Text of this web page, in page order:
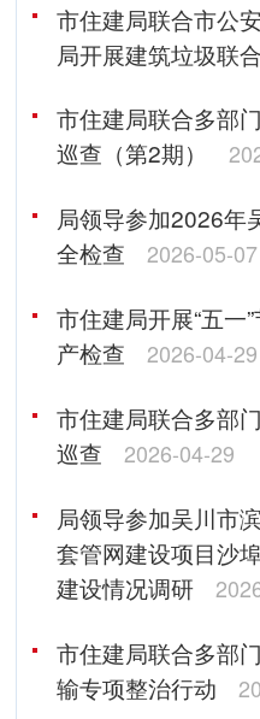
市住建局联合市公
局开展建筑垃圾联
市住建局联合多部
巡查（第2期）
局领导参加2026年
全检查
2026-05-07
市住建局开展“五一
产检查
2026-04-29
市住建局联合多部
巡查
2026-04-29
局领导参加吴川市
套管网建设项目沙
建设情况调研
市住建局联合多部
输专项整治行动